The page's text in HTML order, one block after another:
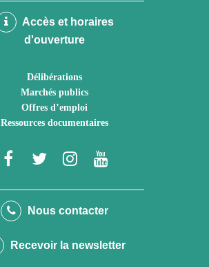
Accès et horaires
d'ouverture
Délibérations
Marchés publics
Offres d’emploi
Ressources documentaires
Lien
le
Facebook
Lien
le
Twitter
Lien
le
Instagram
Youtube
Nous contacter
Recevoir la newsletter